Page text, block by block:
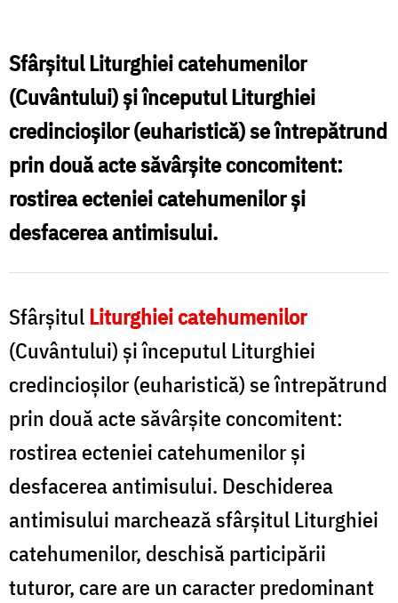
Sfârșitul Liturghiei catehumenilor
(Cuvântului) și începutul Liturghiei
credincioșilor (euharistică) se întrepătrund
prin două acte săvârșite concomitent:
rostirea ecteniei catehumenilor și
desfacerea antimisului.
SfârșitulLiturghiei catehumenilor
(Cuvântului) și începutul Liturghiei
credincioșilor (euharistică) se întrepătrund
prin două acte săvârșite concomitent:
rostirea ecteniei catehumenilor și
desfacerea antimisului. Deschiderea
antimisului marchează sfârșitul Liturghiei
catehumenilor, deschisă participării
tuturor, care are un caracter predominant